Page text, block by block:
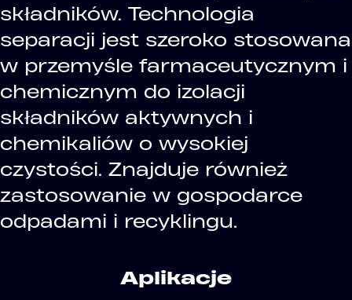
składników. Technologia
separacji jest szeroko stosowana
w przemyśle farmaceutycznym i
chemicznym do izolacji
składników aktywnych i
chemikaliów o wysokiej
czystości. Znajduje również
zastosowanie w gospodarce
odpadami i recyklingu.
Aplikacje